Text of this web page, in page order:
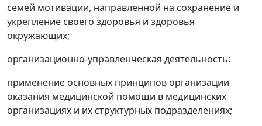
семей мотивации, направленной на сохранение и
укрепление своего здоровья и здоровья
окружающих;
организационно-управленческая деятельность:
применение основных принципов организации
оказания медицинской помощи в медицинских
организациях и их структурных подразделениях;